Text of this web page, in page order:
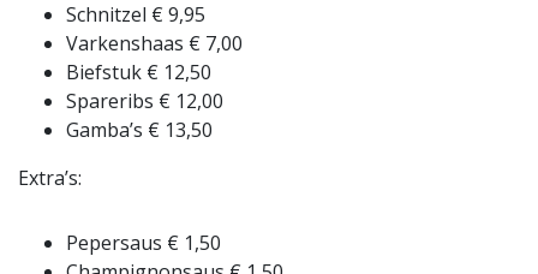
Schnitzel € 9,95
Varkenshaas € 7,00
Biefstuk € 12,50
Spareribs € 12,00
Gamba’s € 13,50
Extra’s:
Pepersaus € 1,50